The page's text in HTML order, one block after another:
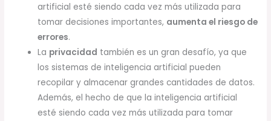
artificial esté siendo cada vez más utilizada para
tomar decisiones importantes, aumenta el riesgo de
errores.
La privacidad también es un gran desafío, ya que
los sistemas de inteligencia artificial pueden
recopilar y almacenar grandes cantidades de datos.
Además, el hecho de que la inteligencia artificial
esté siendo cada vez más utilizada para tomar